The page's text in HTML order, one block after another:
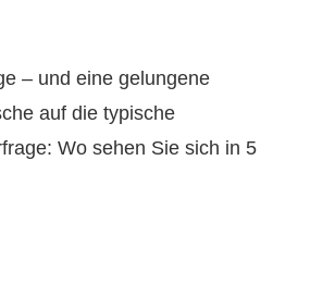
– und eine gelungene
auf die typische
Wo sehen Sie sich in 5